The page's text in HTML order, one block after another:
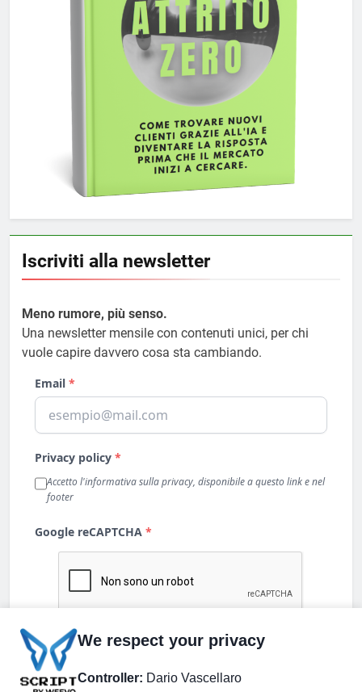
Iscriviti alla newsletter
Meno rumore, più senso.
Una newsletter mensile con contenuti unici, per chi
vuole capire davvero cosa sta cambiando.
We respect your privacy
Controller: Dario Vascellaro